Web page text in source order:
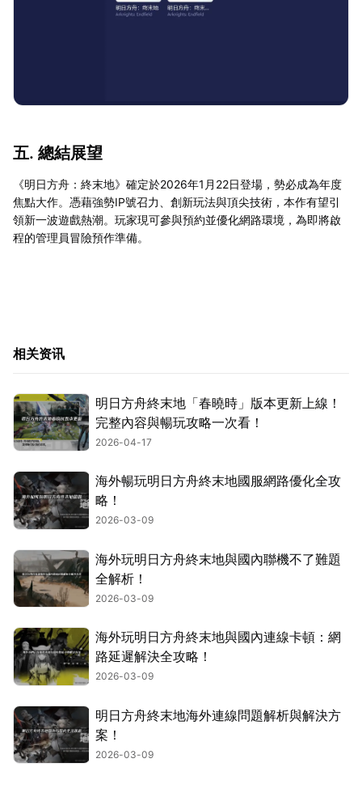
五. 總結展望
《明日方舟：終末地》確定於2026年1月22日登場，勢必成為年度
焦點大作。憑藉強勢IP號召力、創新玩法與頂尖技術，本作有望引
領新一波遊戲熱潮。玩家現可參與預約並優化網路環境，為即將啟
程的管理員冒險預作準備。
相关资讯
明日方舟終末地「春曉時」版本更新上線！
完整內容與暢玩攻略一次看！
2026-04-17
海外暢玩明日方舟終末地國服網路優化全攻
略！
2026-03-09
海外玩明日方舟終末地與國內聯機不了難題
全解析！
2026-03-09
海外玩明日方舟終末地與國內連線卡頓：網
路延遲解決全攻略！
2026-03-09
明日方舟終末地海外連線問題解析與解決方
案！
2026-03-09